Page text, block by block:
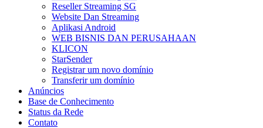
Reseller Streaming SG
Website Dan Streaming
Aplikasi Android
WEB BISNIS DAN PERUSAHAAN
KLICON
StarSender
Registrar um novo domínio
Transferir um domínio
Anúncios
Base de Conhecimento
Status da Rede
Contato